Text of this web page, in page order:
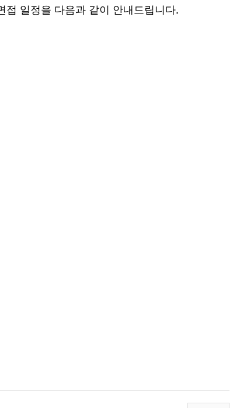
접 일정을 다음과 같이 안내드립니다.